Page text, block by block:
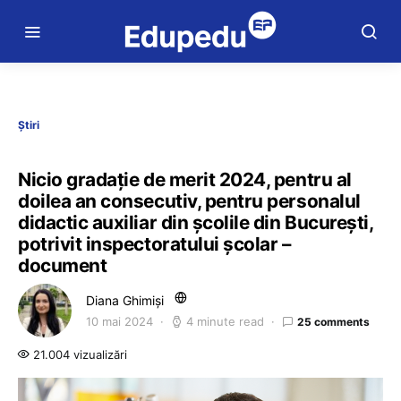
Știri
Nicio gradație de merit 2024, pentru al
doilea an consecutiv, pentru personalul
didactic auxiliar din școlile din București,
potrivit inspectoratului școlar –
document
Diana Ghimiși
10 mai 2024 4 minute read 25 comments
21.004 vizualizări